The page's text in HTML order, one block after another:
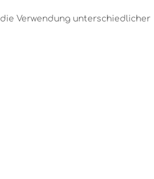
Verwendung unterschiedlicher